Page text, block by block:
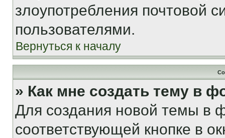
злоупотребления почтовой
пользователями.
Вернуться к началу
» Как мне создать тему в
Для создания новой темы в
соответствующей кнопке в